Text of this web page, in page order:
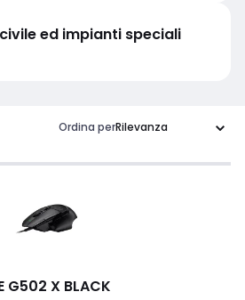
ed impianti speciali
Ordina per
G502 X BLACK